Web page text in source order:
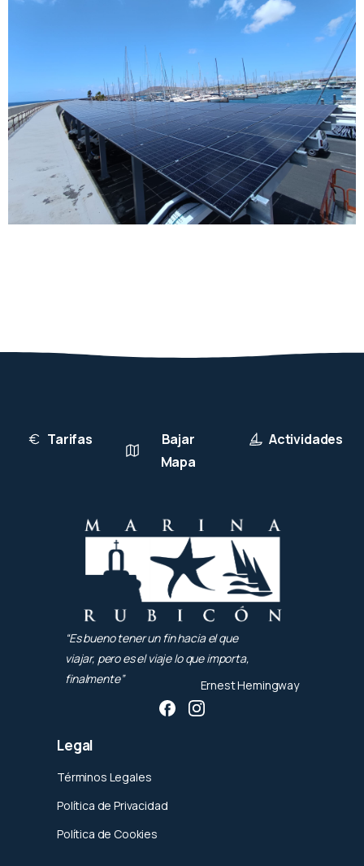
Tarifas
Bajar
Mapa
Actividades
“Es bueno tener un fin hacia el que
viajar, pero es el viaje lo que importa,
finalmente”
Ernest Hemingway
Legal
Términos Legales
Política de Privacidad
Política de Cookies